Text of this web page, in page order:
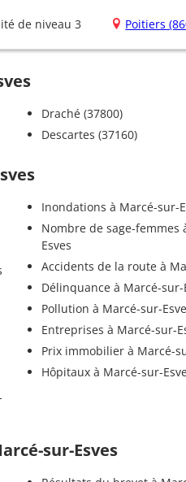
de niveau 3 Poitiers
Draché (37800)
Descartes (37160)
Inondations à Marcé-sur-
Nombre de sage-femmes
Esves
Accidents de la route à
Délinquance à Marcé-sur-
Pollution à Marcé-sur-
Entreprises à Marcé-sur-
Prix immobilier à Marcé-
Hôpitaux à Marcé-sur-
sur-Esves